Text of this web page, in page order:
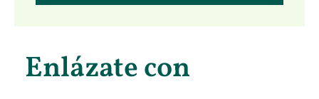
Enlázate con